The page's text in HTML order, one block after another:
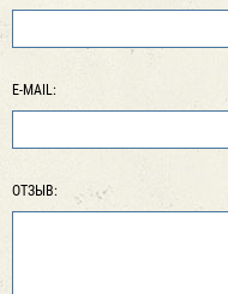
E-MAIL:
ОТЗЫВ: